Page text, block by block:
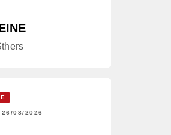
26/08/2026